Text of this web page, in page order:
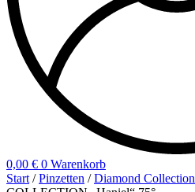
0,00 € 0 Warenkorb
Start /Pinzetten /Diamond Collection